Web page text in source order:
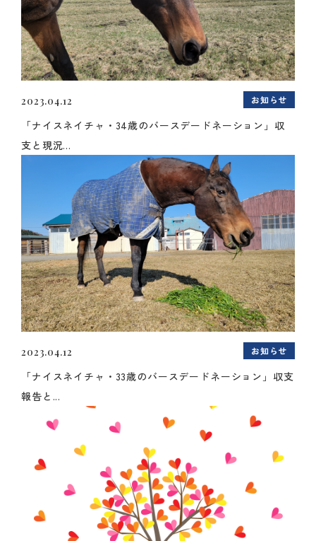
2023.04.12 お知らせ
「ナイスネイチャ・34歳のバースデードネーション」収
支と現況...
2023.04.12 お知らせ
「ナイスネイチャ・33歳のバースデードネーション」収支
報告と...